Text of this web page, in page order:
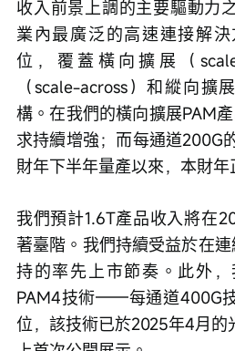
收入前景上調的主要驅動力
業內最廣泛的高速連接解
位，覆蓋橫向擴展（
（scale-across）和縱向擴
構。在我們的橫向擴展PAM
求持續增強；而每通道200G
財年下半年量產以來，本財年
我們預計1.6T產品收入將在
著臺階。我們持續受益於在
持的率先上市節奏。此外
PAM4技術——每通道400G
位，該技術已於2025年4月的